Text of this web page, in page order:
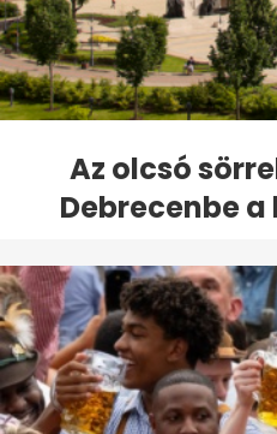
Az olcsó
Debrecenbe